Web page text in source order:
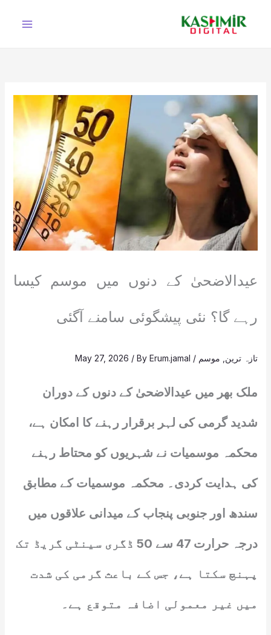
عیدالاضحیٰ کے دنوں میں موسم کیسا
رہے گا؟ نئی پیشگوئی سامنے آگئی
تازہ ترین موسم /
May 27, 2026 / ByErum.jamal
ملک بھر میں عیدالاضحیٰ کے دنوں کے دوران
شدید گرمی کی لہر برقرار رہنے کا امکان ہے،
محکمہ موسمیات نے شہریوں کو محتاط رہنے
کی ہدایت کردی۔ محکمہ موسمیات کے مطابق
سندھ اور جنوبی پنجاب کے میدانی علاقوں میں
درجہ حرارت 47 سے 50 ڈگری سینٹی گریڈ تک
پہنچ سکتا ہے، جس کے باعث گرمی کی شدت
میں غیر معمولی اضافہ متوقع ہے۔